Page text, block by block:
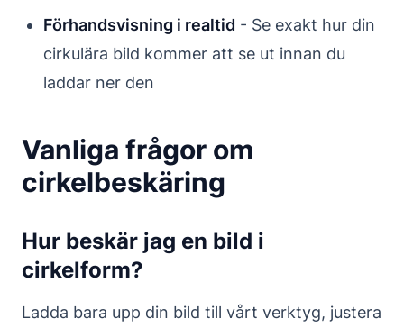
Förhandsvisning i realtid - Se exakt hur din
cirkulära bild kommer att se ut innan du
laddar ner den
Vanliga frågor om
cirkelbeskäring
Hur beskär jag en bild i
cirkelform?
Ladda bara upp din bild till vårt verktyg, justera